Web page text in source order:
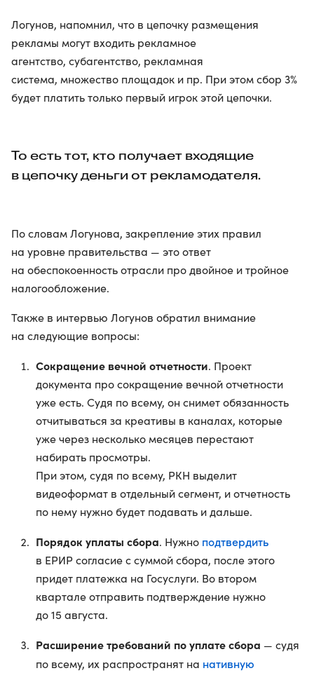
Логунов, напомнил, что в цепочку размещения
рекламы могут входить рекламное
агентство, субагентство, рекламная
система, множество площадок и пр. При этом сбор 3%
будет платить только первый игрок этой цепочки.
То есть тот, кто получает входящие
в цепочку деньги от рекламодателя.
По словам Логунова, закрепление этих правил
на уровне правительства — это ответ
на обеспокоенность отрасли про двойное и тройное
налогообложение.
Также в интервью Логунов обратил внимание
на следующие вопросы:
Сокращение вечной отчетности. Проект
документа про сокращение вечной отчетности
уже есть. Судя по всему, он снимет обязанность
отчитываться за креативы в каналах, которые
уже через несколько месяцев перестают
набирать просмотры.
При этом, судя по всему, РКН выделит
видеоформат в отдельный сегмент, и отчетность
по нему нужно будет подавать и дальше.
Порядок уплаты сбора. Нужно подтвердить
в ЕРИР согласие с суммой сбора, после этого
придет платежка на Госуслуги. Во втором
квартале отправить подтверждение нужно
до 15 августа.
Расширение требований по уплате сбора — судя
по всему, их распространят на нативную